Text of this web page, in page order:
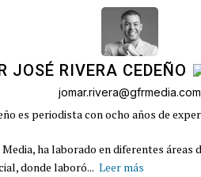
JOSÉ RIVERA CEDEÑO
jomar.rivera@gfrmedia.com
es periodista con ocho años de
Media, ha laborado en diferentes áreas
donde laboró... Leer más